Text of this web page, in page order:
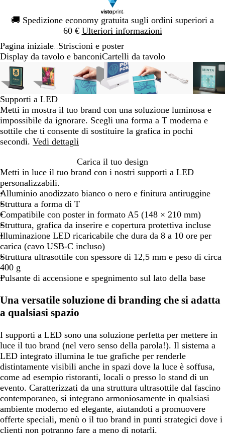
🚚 Spedizione economy gratuita sugli ordini superiori a
60 € Ulteriori informazioni
Diapositiva
1
Pagina iniziale Striscioni e poster
Display da tavolo e banconiCartelli da tavolo
L’immagine
può
essere
ingrandita
Ingrandito
a
minimo
Clicca
per
allargare
Usa
i
comandi
+
e
+
per
ingrandire
e
le
frecce
per
spostarti
L’immagine
può
essere
ingrandita
Ingrandito
a
minimo
Clicca
per
allargare
Usa
i
comandi
+
e
+
per
ingrandire
e
le
frecce
per
spostarti
L’immagine
può
essere
Ingrandito
a
minimo
Clicca
per
allargare
Usa
i
comandi
e
+
per
ridurre
e
frecce
per
spostarti
L’immagine
può
essere
Ingrandito
a
minimo
Clicca
per
allargare
Usa
i
comandi
e
+
per
ridurre
e
frecce
spostarti
L’immagine
può
essere
Ingrandito
a
minimo
Clicca
per
allargare
Usa
i
comandi
e
+
per
ridurre
e
frecce
spostarti
L’immagine
può
essere
Ingrandito
a
minimo
per
allargare
i
comandi
e
+
per
e
frecce
spostarti
può
a
per
Usa
i
e
Diapositiva
di
7
Supporti a LED
Metti in mostra il tuo brand con una soluzione luminosa e
impossibile da ignorare. Scegli una forma a T moderna e
sottile che ti consente di sostituire la grafica in pochi
secondi. Vedi dettagli
Carica il tuo design
Metti in luce il tuo brand con i nostri supporti a LED
personalizzabili.
Alluminio anodizzato bianco o nero e finitura antiruggine
Struttura a forma di T
Compatibile con poster in formato A5 (148 × 210 mm)
Struttura, grafica da inserire e copertura protettiva incluse
Illuminazione LED ricaricabile che dura da 8 a 10 ore per
carica (cavo USB-C incluso)
Struttura ultrasottile con spessore di 12,5 mm e peso di circa
400 g
Pulsante di accensione e spegnimento sul lato della base
Una versatile soluzione di branding che si adatta
a qualsiasi spazio
I supporti a LED sono una soluzione perfetta per mettere in
luce il tuo brand (nel vero senso della parola!). Il sistema a
LED integrato illumina le tue grafiche per renderle
distintamente visibili anche in spazi dove la luce è soffusa,
come ad esempio ristoranti, locali o presso lo stand di un
evento. Caratterizzati da una struttura ultrasottile dal fascino
contemporaneo, si integrano armoniosamente in qualsiasi
ambiente moderno ed elegante, aiutandoti a promuovere
offerte speciali, menù o il tuo brand in punti strategici dove i
clienti non potranno fare a meno di notarli.